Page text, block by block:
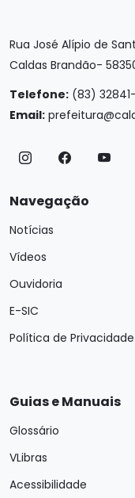
Rua José Alípio de
Caldas Brandão-
Telefone: (83)
Email:
Navegação
Notícias
Vídeos
Ouvidoria
E-SIC
Política de Privacidade
Guias e Manuais
Glossário
VLibras
Acessibilidade